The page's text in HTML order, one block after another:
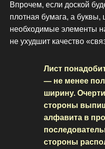
Впрочем, если доской
плотная бумага, а
необходимые элементы
не ухудшит качество
Лист
— не менее
ширину.
стороны
алфавита в
стороны